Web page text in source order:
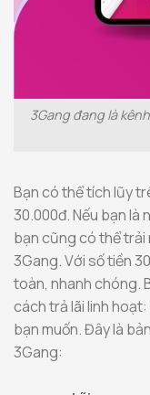
3Gang đang là
Bạn có thể tích lũy
30.000đ. Nếu bạn
bạn cũng có thể
3Gang. Với số tiền
toàn, nhanh chóng.
cách trả lãi linh
bạn muốn. Đây là
3Gang: